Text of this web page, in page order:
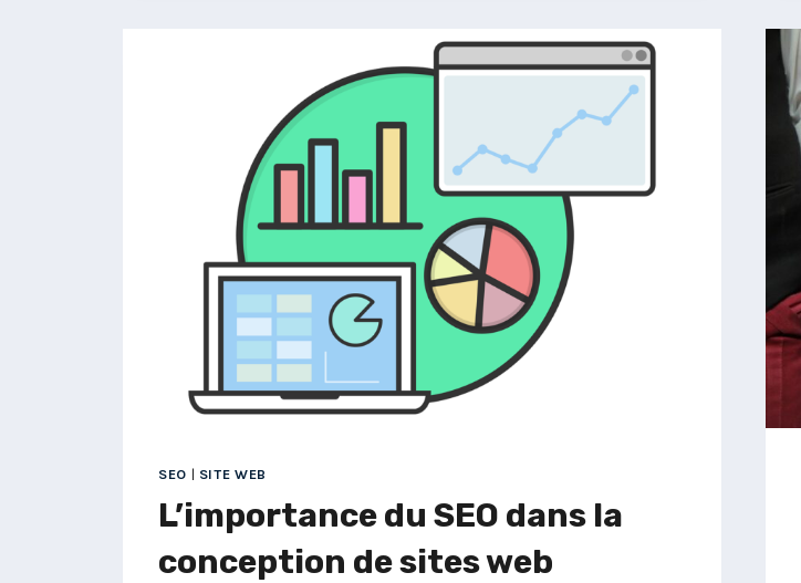
STRATÉGIES
GAGNANTES
SEO | SITE WEB
L’importance du SEO dans la
conception de sites web